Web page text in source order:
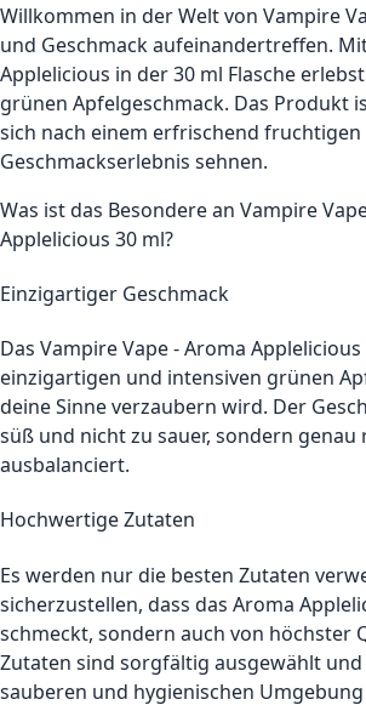
Willkommen in der Welt von Vampire
und Geschmack aufeinandertreffen.
Applelicious in der 30 ml Flasche
grünen Apfelgeschmack. Das Produkt
sich nach einem erfrischend fruchtigen
Geschmackserlebnis sehnen.
Was ist das Besondere an Vampire
Applelicious 30 ml?
Einzigartiger Geschmack
Das Vampire Vape - Aroma
einzigartigen und intensiven grünen
deine Sinne verzaubern wird. Der
süß und nicht zu sauer, sondern genau
ausbalanciert.
Hochwertige Zutaten
Es werden nur die besten Zutaten
sicherzustellen, dass das Aroma
schmeckt, sondern auch von höchster
Zutaten sind sorgfältig ausgewählt
sauberen und hygienischen